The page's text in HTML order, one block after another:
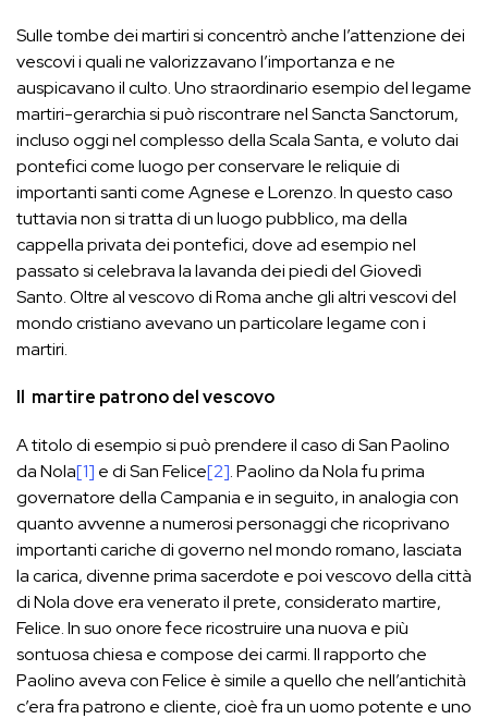
Sulle tombe dei martiri si concentrò anche l’attenzione dei
vescovi i quali ne valorizzavano l’importanza e ne
auspicavano il culto. Uno straordinario esempio del legame
martiri-gerarchia si può riscontrare nel Sancta Sanctorum,
incluso oggi nel complesso della Scala Santa, e voluto dai
pontefici come luogo per conservare le reliquie di
importanti santi come Agnese e Lorenzo. In questo caso
tuttavia non si tratta di un luogo pubblico, ma della
cappella privata dei pontefici, dove ad esempio nel
passato si celebrava la lavanda dei piedi del Giovedì
Santo. Oltre al vescovo di Roma anche gli altri vescovi del
mondo cristiano avevano un particolare legame con i
martiri.
Il martire patrono del vescovo
A titolo di esempio si può prendere il caso di San Paolino
da Nola[1] e di San Felice[2]. Paolino da Nola fu prima
governatore della Campania e in seguito, in analogia con
quanto avvenne a numerosi personaggi che ricoprivano
importanti cariche di governo nel mondo romano, lasciata
la carica, divenne prima sacerdote e poi vescovo della città
di Nola dove era venerato il prete, considerato martire,
Felice. In suo onore fece ricostruire una nuova e più
sontuosa chiesa e compose dei carmi. Il rapporto che
Paolino aveva con Felice è simile a quello che nell’antichità
c’era fra patrono e cliente, cioè fra un uomo potente e uno